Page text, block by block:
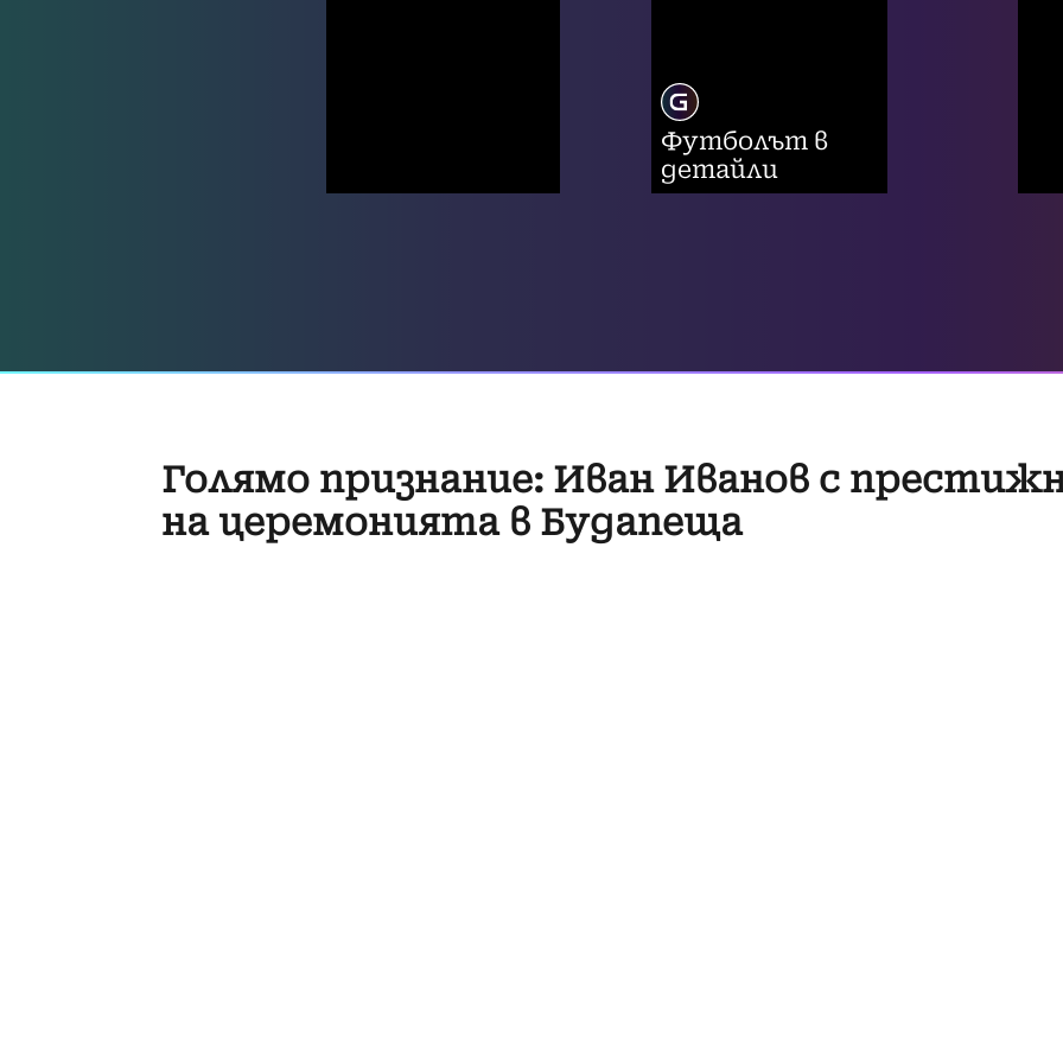
Футболът в
детайли
Голямо признание: Иван Иванов с
на церемонията в Будапеща